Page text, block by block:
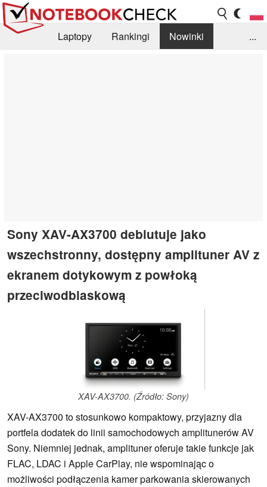
Laptopy Rankingi
Nowinki
...
Sony XAV-AX3700 debiutuje jako
wszechstronny, dostępny amplituner AV z
ekranem dotykowym z powłoką
przeciwodblaskową
XAV-AX3700. (Źródło: Sony)
XAV-AX3700 to stosunkowo kompaktowy, przyjazny dla
portfela dodatek do linii samochodowych amplitunerów AV
Sony. Niemniej jednak, amplituner oferuje takie funkcje jak
FLAC, LDAC i Apple CarPlay, nie wspominając o
możliwości podłączenia kamer parkowania skierowanych